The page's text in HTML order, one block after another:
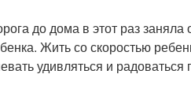
до дома в этот раз заняла
Жить со скоростью
удивляться и